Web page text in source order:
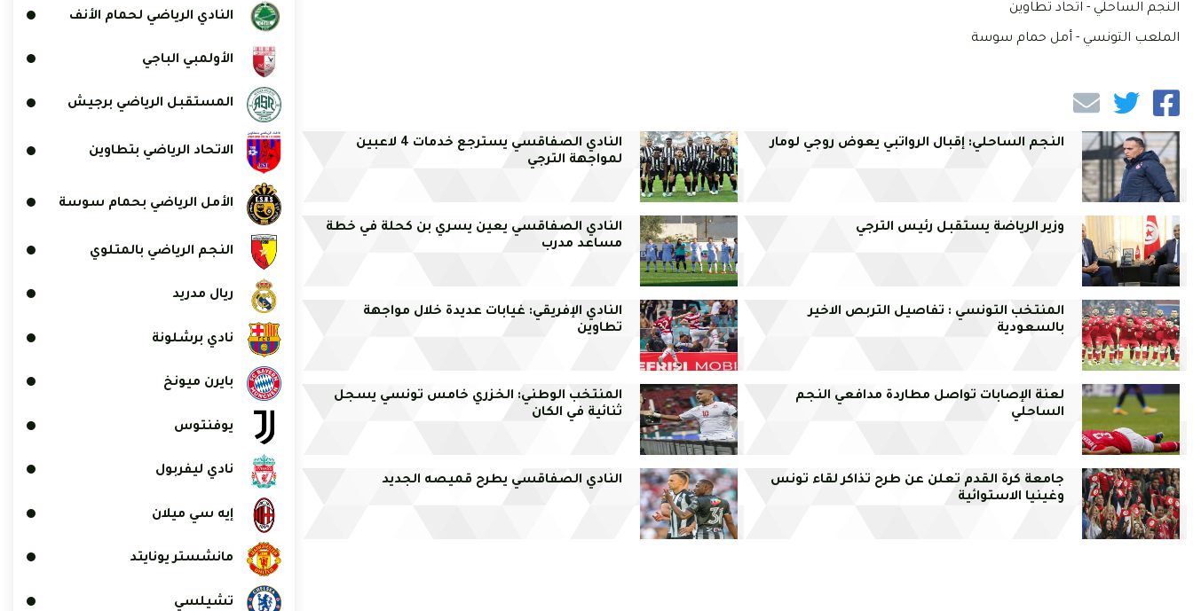
النجم الساحلي - اتحاد تطاوين
الملعب التونسي - أمل حمام سوسة
النجم الساحلي: إقبال الرواتبي يعوض روجي لومار
النادي الصفاقسي يسترجع خدمات 4 لاعبين
لمواجهة الترجي
وزير الرياضة يستقبل رئيس الترجي
النادي الصفاقسي يعين يسري بن كحلة في خطة
مساعد مدرب
المنتخب التونسي : تفاصيل التربص الاخير
بالسعودية
النادي الإفريقي: غيابات عديدة خلال مواجهة
تطاوين
لعنة الإصابات تواصل مطاردة مدافعي النجم
الساحلي
المنتخب الوطني: الخزري خامس تونسي يسجل
ثنائية في الكان
جامعة كرة القدم تعلن عن طرح تذاكر لقاء تونس
وغينيا الاستوائية
النادي الصفاقسي يطرح قميصه الجديد
النادي الرياضي لحمام الأنف
الأولمبي الباجي
المستقبل الرياضي برجيش
الاتحاد الرياضي بتطاوين
الأمل الرياضي بحمام سوسة
النجم الرياضي بالمتلوي
ريال مدريد
نادي برشلونة
بايرن ميونخ
يوفنتوس
نادي ليفربول
إيه سي ميلان
مانشستر يونايتد
تشيلسي